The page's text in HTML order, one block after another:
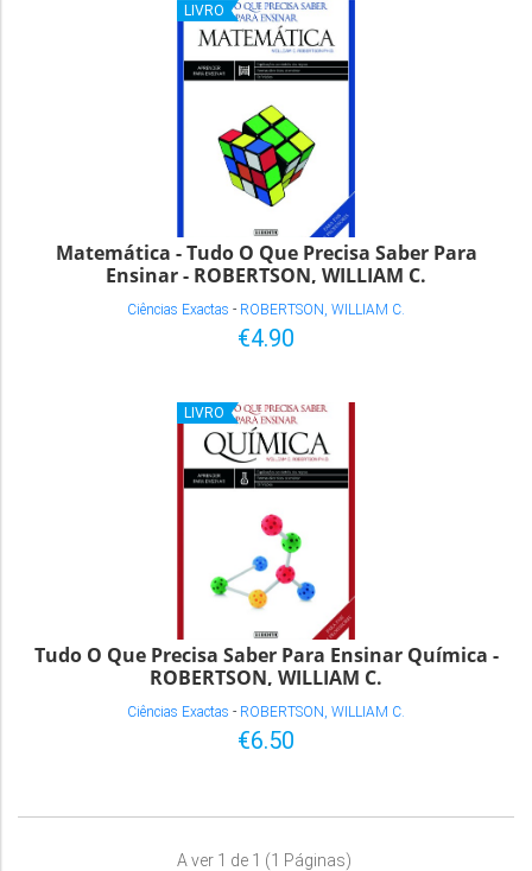
LIVRO
Matemática - Tudo O Que Precisa Saber Para
Ensinar - ROBERTSON, WILLIAM C.
Ciências Exactas - ROBERTSON, WILLIAM C.
€4.90
LIVRO
Tudo O Que Precisa Saber Para Ensinar Química -
ROBERTSON, WILLIAM C.
Ciências Exactas - ROBERTSON, WILLIAM C.
€6.50
A ver 1 de 1 (1 Páginas)